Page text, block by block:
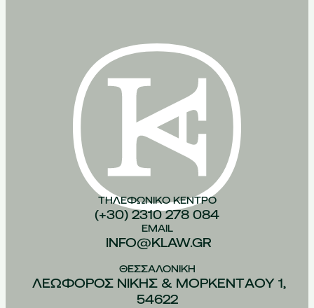
ΤΗΛΕΦΩΝΙΚO ΚEΝΤΡΟ
(+30) 2310 278 084
EMAIL
INFO@KLAW.GR
ΘΕΣΣΑΛΟΝIΚΗ
ΛΕΩΦOΡΟΣ ΝIΚΗΣ & ΜΟΡΚΕΝΤAΟΥ 1,
54622